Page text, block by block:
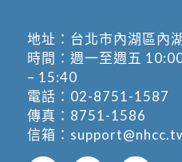
地址： 台北市內湖區內
時間：週一至週五
– 15:40
電話： 02-8751-1587
傳真：8751-1586
信箱：